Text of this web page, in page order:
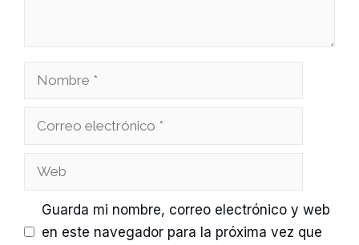
Nombre
Correo
Web
Guarda mi nombre, correo electrónico y web
en este navegador para la próxima vez que